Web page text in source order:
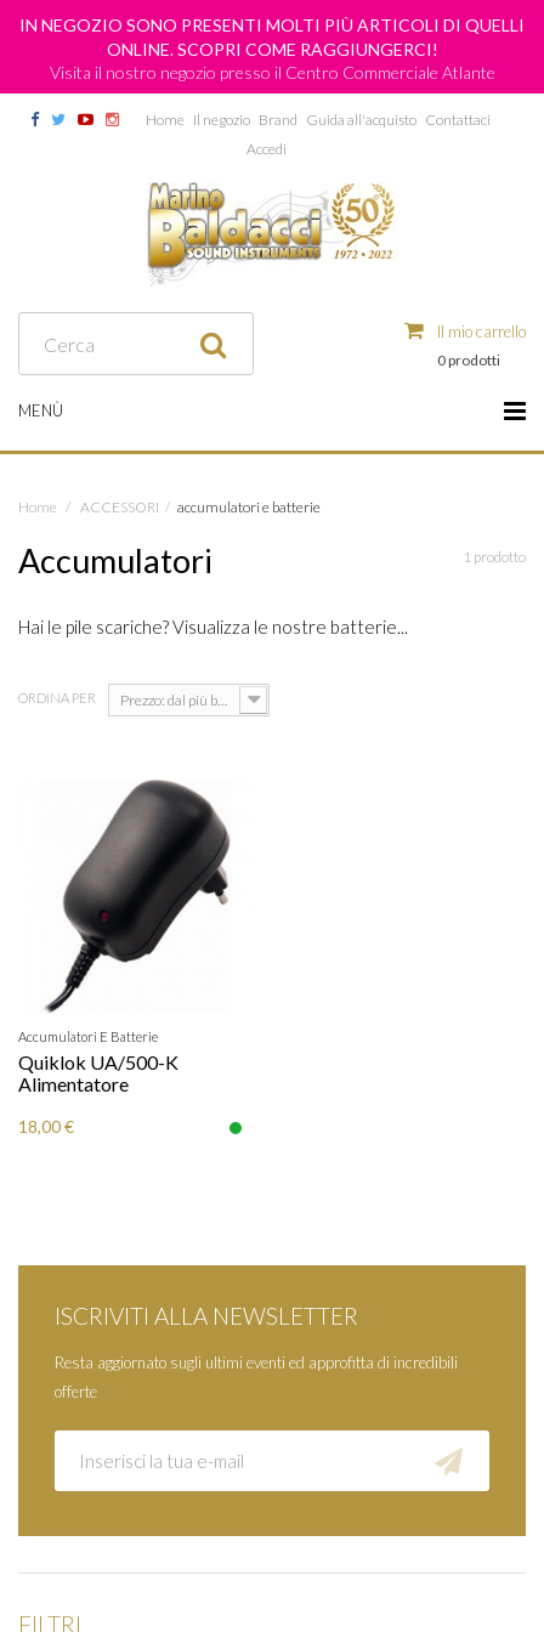
IN NEGOZIO SONO PRESENTI MOLTI PIÙ ARTICOLI DI QUELLI
ONLINE. SCOPRI COME RAGGIUNGERCI!
Visita il nostro negozio presso il Centro Commerciale Atlante
Home Il negozio Brand Guida all'acquisto Contattaci
Accedi
Il mio carrello
0 prodotti
MENÙ
Home / ACCESSORI / accumulatori e batterie
1 prodotto
Accumulatori
Hai le pile scariche? Visualizza le nostre batterie...
ORDINA PER Prezzo: dal più basso
Accumulatori E Batterie
Quiklok UA/500-K
Alimentatore
18,00 €
ISCRIVITI ALLA NEWSLETTER
Resta aggiornato sugli ultimi eventi ed approfitta di incredibili
offerte
FILTRI